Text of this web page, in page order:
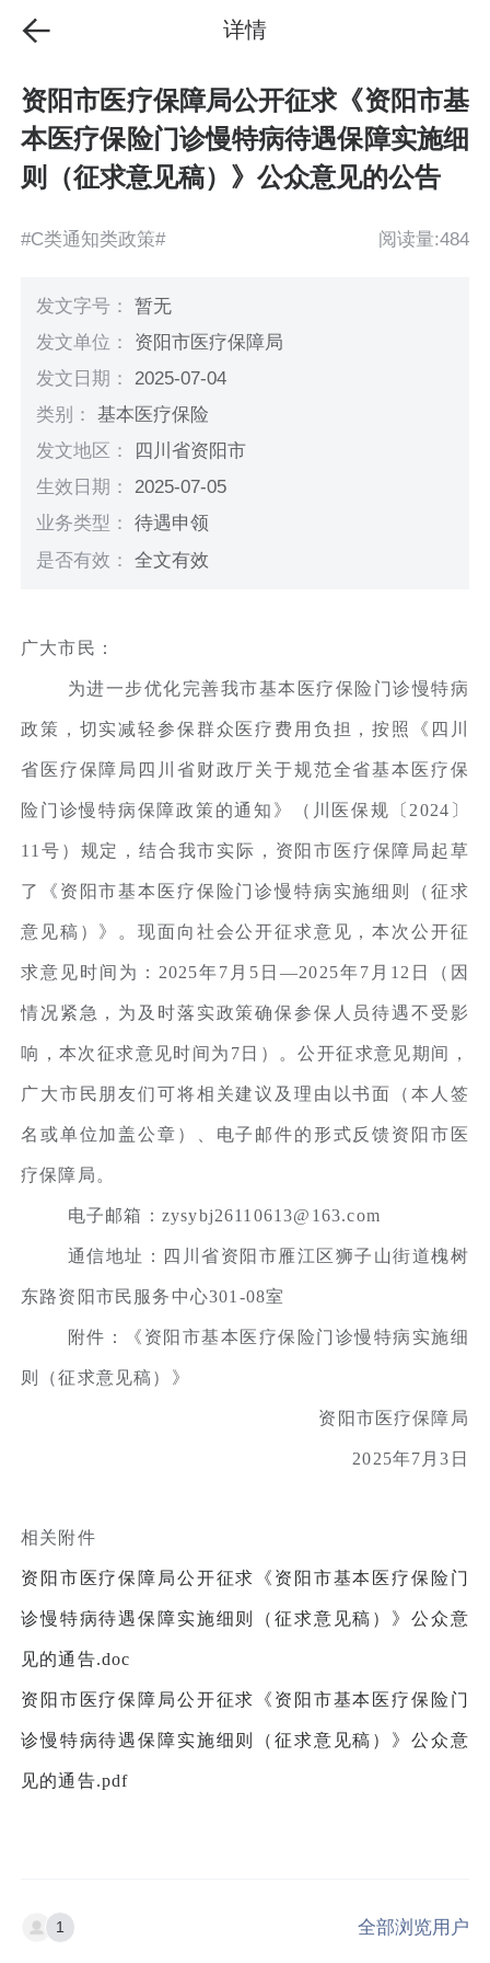
详情
资阳市医疗保障局公开征求《资阳市基
本医疗保险门诊慢特病待遇保障实施细
则（征求意见稿）》公众意见的公告
#C类通知类政策# 阅读量:484
发文字号：暂无
发文单位： 资阳市医疗保障局
发文日期： 2025-07-04
类别：基本医疗保险
发文地区：
四川省资阳市
生效日期： 2025-07-05
业务类型：待遇申领
是否有效：全文有效
广大市民：
为进一步优化完善我市基本医疗保险门诊慢特病
政策，切实减轻参保群众医疗费用负担，按照《四川
省医疗保障局四川省财政厅关于规范全省基本医疗保
险门诊慢特病保障政策的通知》（川医保规〔2024〕
11号）规定，结合我市实际，资阳市医疗保障局起草
了《资阳市基本医疗保险门诊慢特病实施细则（征求
意见稿）》。现面向社会公开征求意见，本次公开征
求意见时间为：2025年7月5日—2025年7月12日（因
情况紧急，为及时落实政策确保参保人员待遇不受影
响，本次征求意见时间为7日）。公开征求意见期间，
广大市民朋友们可将相关建议及理由以书面（本人签
名或单位加盖公章）、电子邮件的形式反馈资阳市医
疗保障局。
电子邮箱：zysybj26110613@163.com
通信地址：四川省资阳市雁江区狮子山街道槐树
东路资阳市民服务中心301-08室
附件：《资阳市基本医疗保险门诊慢特病实施细
则（征求意见稿）》
资阳市医疗保障局
2025年7月3日
相关附件
资阳市医疗保障局公开征求《资阳市基本医疗保险门
诊慢特病待遇保障实施细则（征求意见稿）》公众意
见的通告.doc
资阳市医疗保障局公开征求《资阳市基本医疗保险门
诊慢特病待遇保障实施细则（征求意见稿）》公众意
见的通告.pdf
1 全部浏览用户